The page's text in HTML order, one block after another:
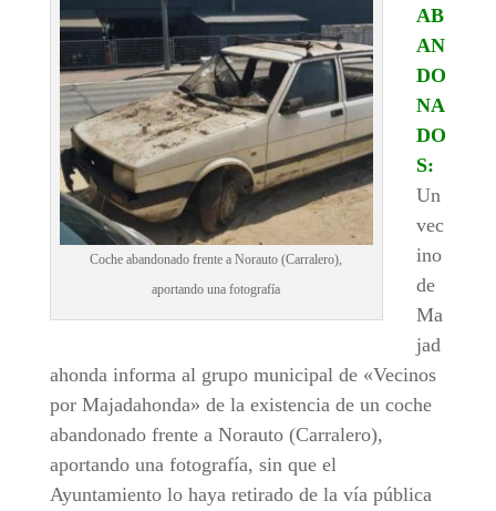
Coche abandonado frente a Norauto (Carralero),
aportando una fotografía
AB
AN
DO
NA
DO
S:
Un
vec
ino
de
Ma
jad
ahonda informa al grupo municipal de «Vecinos
por Majadahonda» de la existencia de un coche
abandonado frente a Norauto (Carralero),
aportando una fotografía, sin que el
Ayuntamiento lo haya retirado de la vía pública